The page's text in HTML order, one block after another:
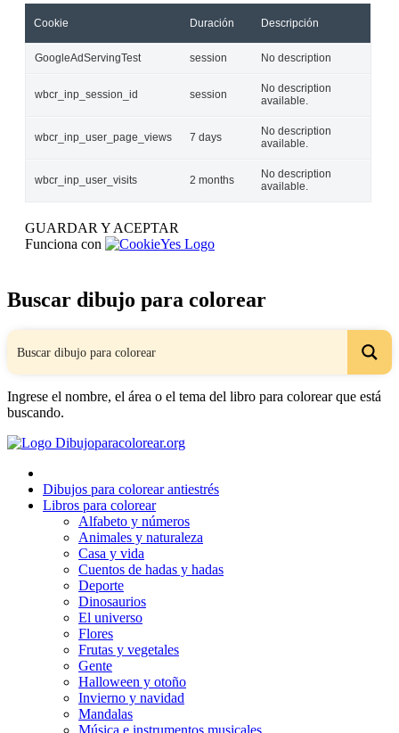
Cookie Duración Descripción
GoogleAdServingTest session No description
wbcr_inp_session_id session
No description
available.
wbcr_inp_user_page_views 7 days
No description
available.
wbcr_inp_user_visits 2 months
No description
available.
GUARDAR Y ACEPTAR
Funciona con
Buscar dibujo para colorear
Ingrese el nombre, el área o el tema del libro para colorear que está
buscando.
Dibujos para colorear antiestrés
Libros para colorear
Alfabeto y números
Animales y naturaleza
Casa y vida
Cuentos de hadas y hadas
Deporte
Dinosaurios
El universo
Flores
Frutas y vegetales
Gente
Halloween y otoño
Invierno y navidad
Mandalas